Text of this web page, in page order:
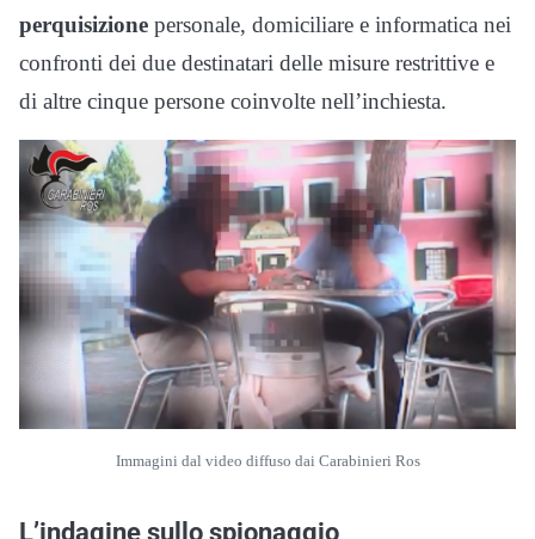
perquisizione personale, domiciliare e informatica nei
confronti dei due destinatari delle misure restrittive e
di altre cinque persone coinvolte nell’inchiesta.
Immagini dal video diffuso dai Carabinieri Ros
L’indagine sullo spionaggio